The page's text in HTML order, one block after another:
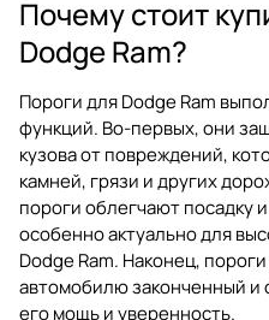
Почему стоит
Dodge Ram?
Пороги для Dodge Ram
функций. Во-первых, они
кузова от повреждений,
камней, грязи и других
пороги облегчают посадку
особенно актуально для
Dodge Ram. Наконец,
автомобилю законченный и
его мощь и уверенность.